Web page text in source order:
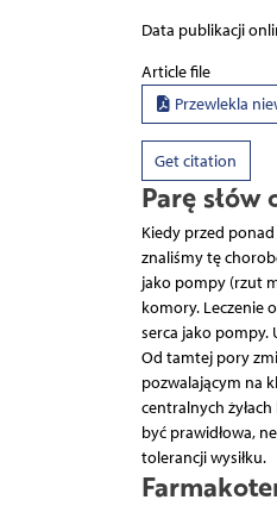
Data publikacji
Article file
Przewlekla
Get citation
Parę
Kiedy przed
znaliśmy tę
jako pompy (rzut
komory. Leczenie
serca jako pompy.
Od tamtej pory
pozwalającym na
centralnych
być prawidłowa,
tolerancji wysiłku.